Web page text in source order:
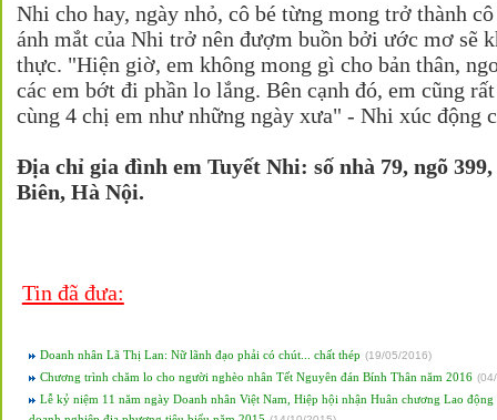
Nhi cho hay, ngày nhỏ, cô bé từng mong trở thành
ánh mắt của Nhi trở nên đượm buồn bởi ước mơ sẽ
thực. "Hiện giờ, em không mong gì cho bản thân,
các em bớt đi phần lo lắng. Bên cạnh đó, em cũng
cùng 4 chị em như những ngày xưa" - Nhi xúc động
Địa chỉ gia đình em Tuyết Nhi: số nhà 79, ngõ
Biên, Hà Nội.
Tin đã đưa:
Doanh nhân Lã Thị Lan: Nữ lãnh đạo phải có chút... chất thép (19/05/2016)
Chương trình chăm lo cho người nghèo nhân Tết Nguyên đán Bính Thân năm 2016 (
Lễ kỷ niệm 11 năm ngày Doanh nhân Việt Nam, Hiệp hội nhận Huân chương Lao